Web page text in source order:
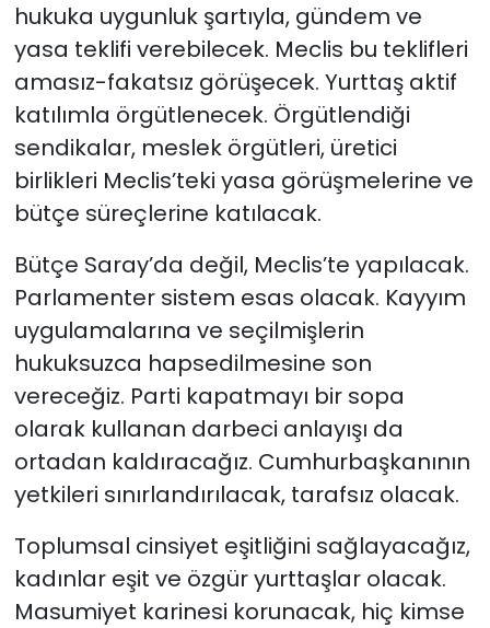
hukuka uygunluk şartıyla, gündem ve
yasa teklifi verebilecek. Meclis bu teklifleri
amasız-fakatsız görüşecek. Yurttaş aktif
katılımla örgütlenecek. Örgütlendiği
sendikalar, meslek örgütleri, üretici
birlikleri Meclis’teki yasa görüşmelerine ve
bütçe süreçlerine katılacak.
Bütçe Saray’da değil, Meclis’te yapılacak.
Parlamenter sistem esas olacak. Kayyım
uygulamalarına ve seçilmişlerin
hukuksuzca hapsedilmesine son
vereceğiz. Parti kapatmayı bir sopa
olarak kullanan darbeci anlayışı da
ortadan kaldıracağız. Cumhurbaşkanının
yetkileri sınırlandırılacak, tarafsız olacak.
Toplumsal cinsiyet eşitliğini sağlayacağız,
kadınlar eşit ve özgür yurttaşlar olacak.
Masumiyet karinesi korunacak, hiç kimse